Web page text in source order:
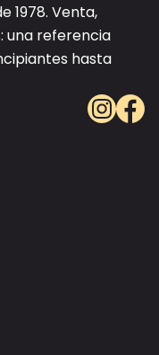
1978. Venta,
una referencia
hasta